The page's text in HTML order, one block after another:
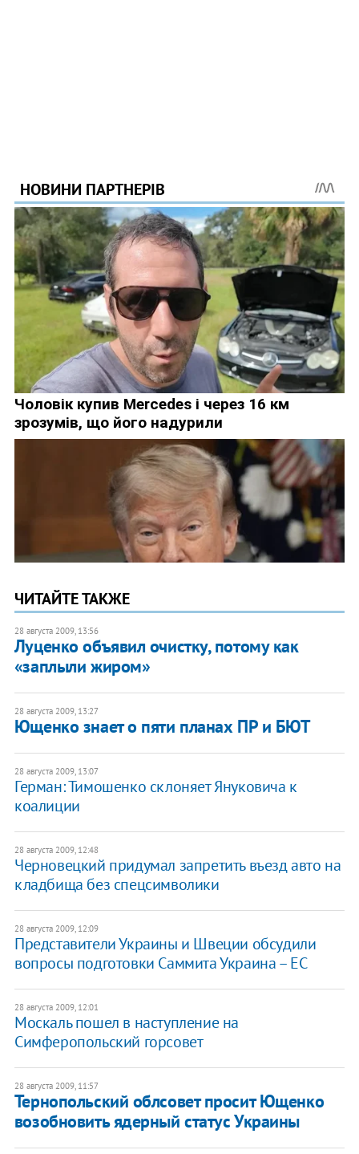
ЧИТАЙТЕ ТАКЖЕ
28 августа 2009, 13:56
Луценко объявил очистку, потому как
«заплыли жиром»
28 августа 2009, 13:27
Ющенко знает о пяти планах ПР и БЮТ
28 августа 2009, 13:07
Герман: Тимошенко склоняет Януковича к
коалиции
28 августа 2009, 12:48
Черновецкий придумал запретить въезд авто на
кладбища без спецсимволики
28 августа 2009, 12:09
Представители Украины и Швеции обсудили
вопросы подготовки Саммита Украина – ЕС
28 августа 2009, 12:01
Москаль пошел в наступление на
Симферопольский горсовет
28 августа 2009, 11:57
Тернопольский облсовет просит Ющенко
возобновить ядерный статус Украины